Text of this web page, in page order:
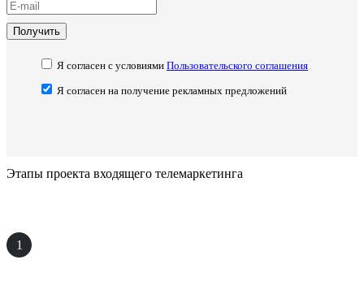
Получить
Я согласен с условиями Пользовательского соглашения
Я согласен на получение рекламных предложений
Этапы проекта входящего телемаркетинга
1